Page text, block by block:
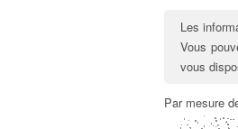
Les
Vous
vous
Par mesure